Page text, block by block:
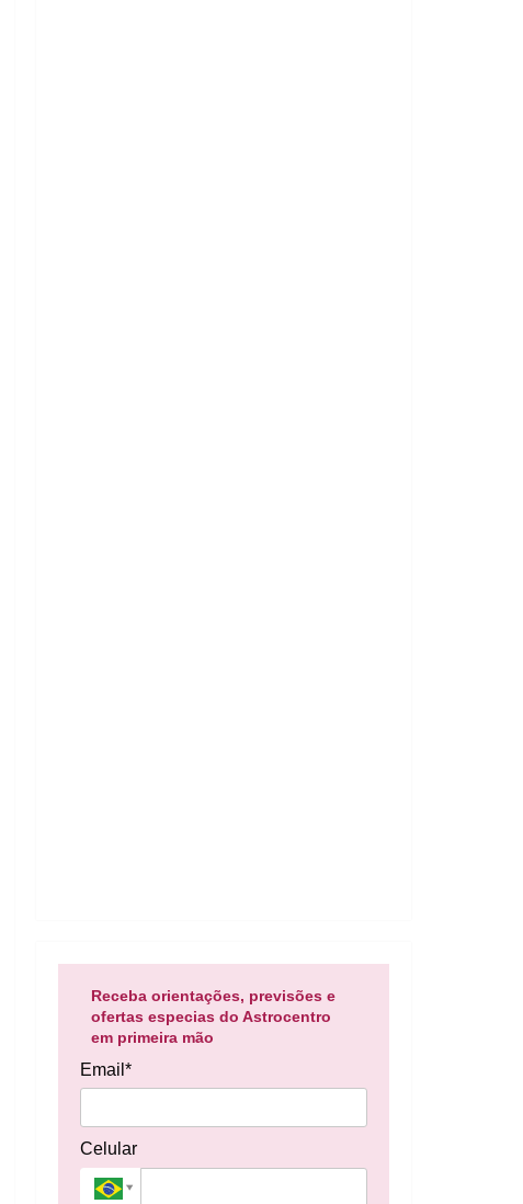
Receba orientações, previsões e
ofertas especias do Astrocentro
em primeira mão
Email*
Celular